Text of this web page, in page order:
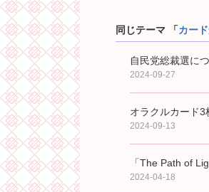
同じテーマ 「カー
自民党総裁選に
2024-09-27
オラクルカード
2024-09-13
「The Path of
2024-04-18